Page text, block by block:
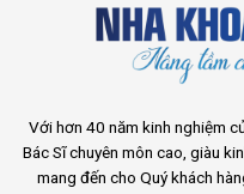
Với hơn 40 năm kinh nghiệm
Bác Sĩ chuyên môn cao, giàu
mang đến cho Quý khách